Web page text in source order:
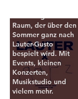
Raum, der über den
Sommer ganz nach
Lauter-Gusto
bespielt wird. Mit
Events, kleinen
Konzerten,
Musikstudio und
vielem mehr.
Wir suchen
Helfer*innen!
… fürs Lauter
Festival! Für deine
Unterstützung an
Bar, Eingang oder
Wir suchen für
das Lauter
Festival eine
Person, die sich
dem Awareness-
Ressort annimmt,
konzipiert und
koordiniert und
in Absprache mit